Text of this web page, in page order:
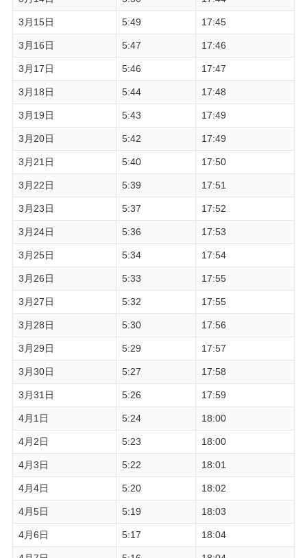
3月15日 5:49 17:45
3月16日 5:47 17:46
3月17日 5:46 17:47
3月18日 5:44 17:48
3月19日 5:43 17:49
3月20日 5:42 17:49
3月21日 5:40 17:50
3月22日 5:39 17:51
3月23日 5:37 17:52
3月24日 5:36 17:53
3月25日 5:34 17:54
3月26日 5:33 17:55
3月27日 5:32 17:55
3月28日 5:30 17:56
3月29日 5:29 17:57
3月30日 5:27 17:58
3月31日 5:26 17:59
4月1日 5:24 18:00
4月2日 5:23 18:00
4月3日 5:22 18:01
4月4日 5:20 18:02
4月5日 5:19 18:03
4月6日 5:17 18:04